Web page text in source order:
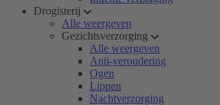
Drogisterij
Alle weergeven
Gezichtsverzorging
Alle weergeven
Anti-veroudering
Ogen
Lippen
Nachtverzorging